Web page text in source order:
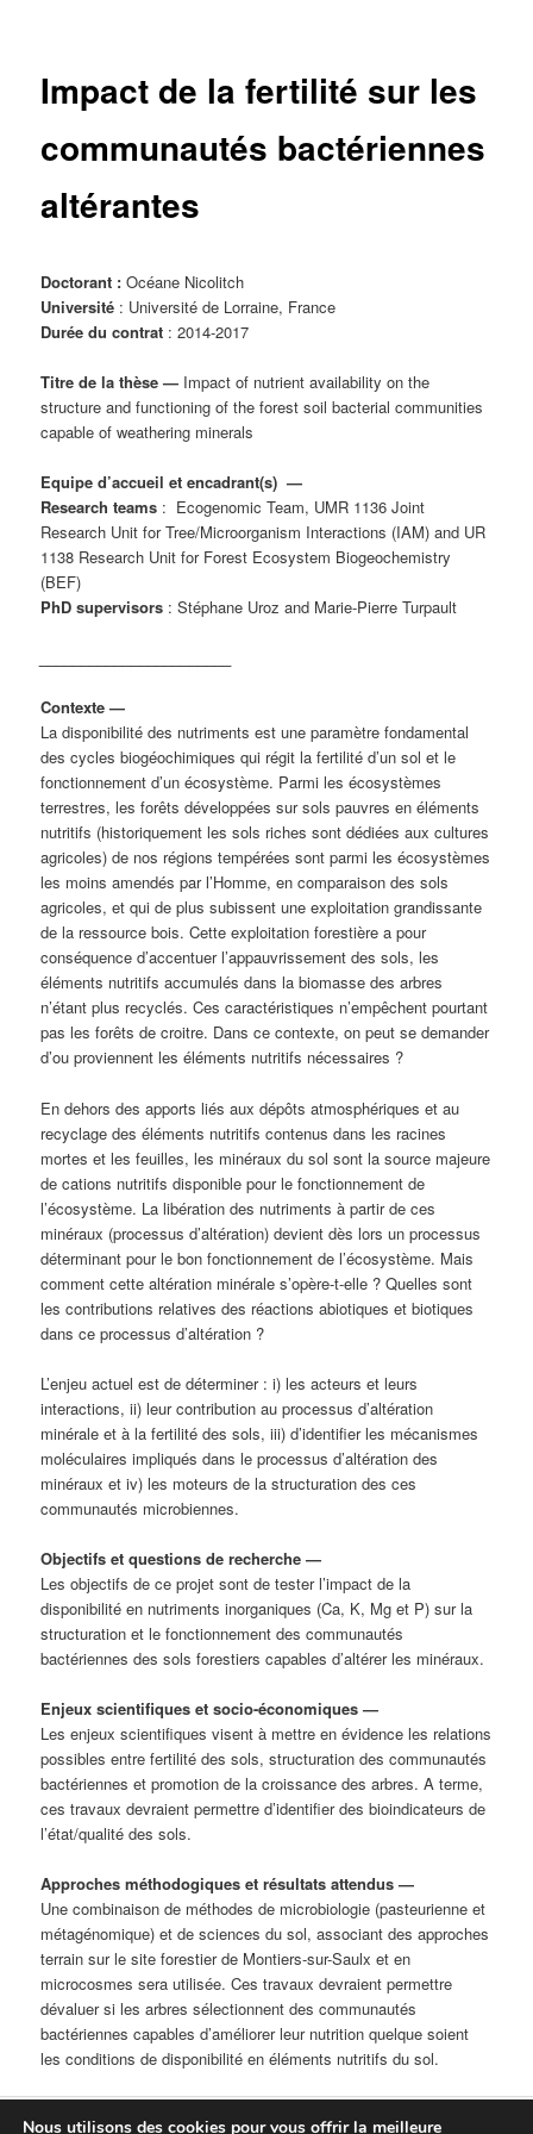
Impact de la fertilité sur les
communautés bactériennes
altérantes
Doctorant :Océane Nicolitch
Université : Université de Lorraine, France
Durée du contrat : 2014-2017
Titre de la thèse — Impact of nutrient availability on the
structure and functioning of the forest soil bacterial communities
capable of weathering minerals
Equipe d’accueil et encadrant(s) —
Research teams : Ecogenomic Team, UMR 1136 Joint
Research Unit for Tree/Microorganism Interactions (IAM) and UR
1138 Research Unit for Forest Ecosystem Biogeochemistry
(BEF)
PhD supervisors : Stéphane Uroz and Marie-Pierre Turpault
Contexte—
La disponibilité des nutriments est une paramètre fondamental
des cycles biogéochimiques qui régit la fertilité d’un sol et le
fonctionnement d’un écosystème. Parmi les écosystèmes
terrestres, les forêts développées sur sols pauvres en éléments
nutritifs (historiquement les sols riches sont dédiées aux cultures
agricoles) de nos régions tempérées sont parmi les écosystèmes
les moins amendés par l’Homme, en comparaison des sols
agricoles, et qui de plus subissent une exploitation grandissante
de la ressource bois. Cette exploitation forestière a pour
conséquence d’accentuer l’appauvrissement des sols, les
éléments nutritifs accumulés dans la biomasse des arbres
n’étant plus recyclés. Ces caractéristiques n’empêchent pourtant
pas les forêts de croitre. Dans ce contexte, on peut se demander
d’ou proviennent les éléments nutritifs nécessaires ?
En dehors des apports liés aux dépôts atmosphériques et au
recyclage des éléments nutritifs contenus dans les racines
mortes et les feuilles, les minéraux du sol sont la source majeure
de cations nutritifs disponible pour le fonctionnement de
l’écosystème. La libération des nutriments à partir de ces
minéraux (processus d’altération) devient dès lors un processus
déterminant pour le bon fonctionnement de l’écosystème. Mais
comment cette altération minérale s’opère-t-elle ? Quelles sont
les contributions relatives des réactions abiotiques et biotiques
dans ce processus d’altération ?
L’enjeu actuel est de déterminer : i) les acteurs et leurs
interactions, ii) leur contribution au processus d’altération
minérale et à la fertilité des sols, iii) d’identifier les mécanismes
moléculaires impliqués dans le processus d’altération des
minéraux et iv) les moteurs de la structuration des ces
communautés microbiennes.
Objectifs et questions de recherche—
Les objectifs de ce projet sont de tester l’impact de la
disponibilité en nutriments inorganiques (Ca, K, Mg et P) sur la
structuration et le fonctionnement des communautés
bactériennes des sols forestiers capables d’altérer les minéraux.
Enjeux scientifiques et socio-économiques—
Les enjeux scientifiques visent à mettre en évidence les relations
possibles entre fertilité des sols, structuration des communautés
bactériennes et promotion de la croissance des arbres. A terme,
ces travaux devraient permettre d’identifier des bioindicateurs de
l’état/qualité des sols.
Approches méthodogiques et résultats attendus—
Une combinaison de méthodes de microbiologie (pasteurienne et
métagénomique) et de sciences du sol, associant des approches
terrain sur le site forestier de Montiers-sur-Saulx et en
microcosmes sera utilisée. Ces travaux devraient permettre
dévaluer si les arbres sélectionnent des communautés
bactériennes capables d’améliorer leur nutrition quelque soient
les conditions de disponibilité en éléments nutritifs du sol.
Nous utilisons des cookies pour vous offrir la meilleure